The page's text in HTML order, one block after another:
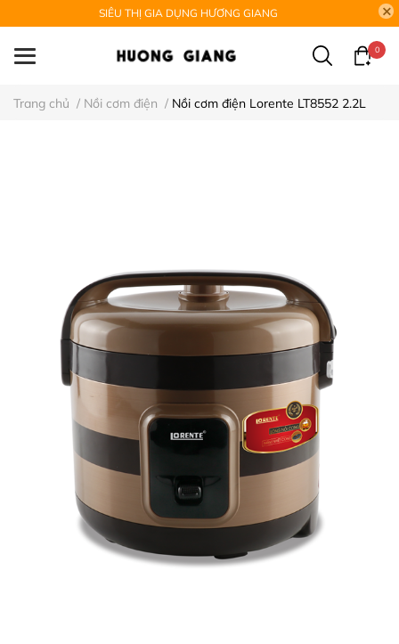
SIÊU THỊ GIA DỤNG HƯƠNG GIANG
0
Trang chủ / Nồi cơm điện / Nồi cơm điện Lorente LT8552 2.2L